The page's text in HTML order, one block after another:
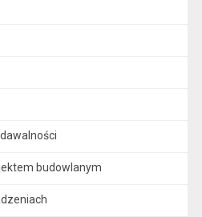
budowlanym